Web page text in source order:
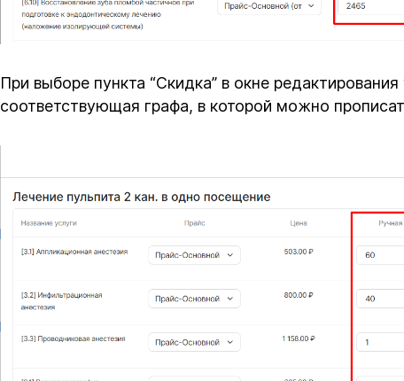
При выборе пункта “Скидка” в окне
соответствующая графа, в которой можно